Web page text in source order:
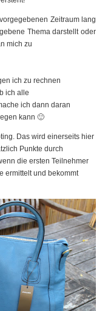
Zeitraum lang
Thema darstellt oder
mich zu
ich zu rechnen
ich alle
ich dann daran
kann 🙂
Das wird einerseits hier
Punkte durch
die ersten Teilnehmer
ermittelt und bekommt